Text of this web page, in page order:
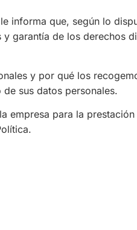
informa que, según lo
garantía de los derechos
y por qué los
sus datos personales.
para la